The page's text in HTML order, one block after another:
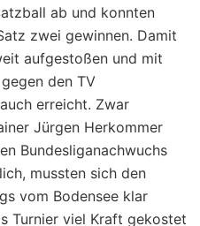
ab und konnten
zwei gewinnen. Damit
aufgestoßen und mit
den TV
erreicht. Zwar
Jürgen Herkommer
Bundesliganachwuchs
mussten sich den
vom Bodensee klar
Turnier viel Kraft gekostet